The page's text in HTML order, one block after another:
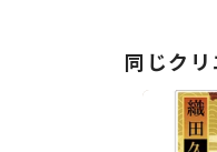
同じク